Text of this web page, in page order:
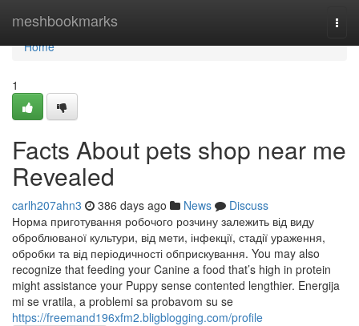
meshbookmarks
Home
Home
1
Facts About pets shop near me
Revealed
carlh207ahn3 386 days ago News
Discuss
Норма приготування робочого розчину залежить від виду
оброблюваної культури, від мети, інфекції, стадії ураження,
обробки та від періодичності обприскування. You may also
recognize that feeding your Canine a food that’s high in protein
might assistance your Puppy sense contented lengthier. Energija
mi se vratila, a problemi sa probavom su se
https://freemand196xfm2.bligblogging.com/profile